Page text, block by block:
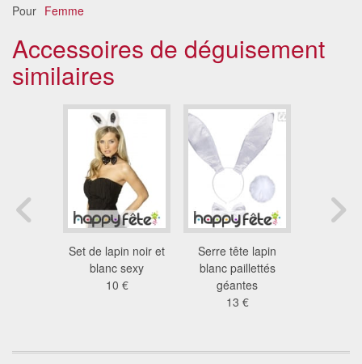
Pour Femme
Accessoires de déguisement
similaires
Set de lapin noir et
blanc sexy
10 €
Serre tête lapin
blanc paillettés
géantes
13 €